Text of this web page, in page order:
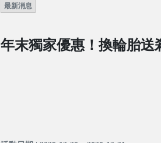
最新消息
年末獨家優惠！換輪胎送